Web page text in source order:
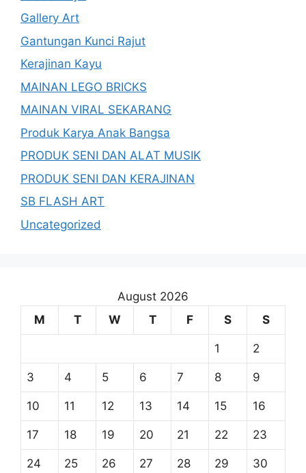
Gallery Art
Gantungan Kunci Rajut
Kerajinan Kayu
MAINAN LEGO BRICKS
MAINAN VIRAL SEKARANG
Produk Karya Anak Bangsa
PRODUK SENI DAN ALAT MUSIK
PRODUK SENI DAN KERAJINAN
SB FLASH ART
Uncategorized
August 2026
M
T W T F S S
1 2
3 4 5 6 7 8 9
10 11 12 13 14 15 16
17 18 19 20 21 22 23
24 25 26 27 28 29 30